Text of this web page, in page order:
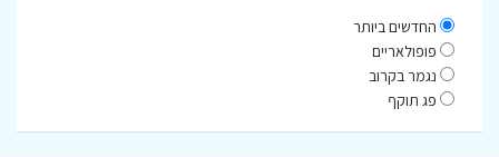
החדשים ביותר
פופולאריים
נגמר בקרוב
פג תוקף